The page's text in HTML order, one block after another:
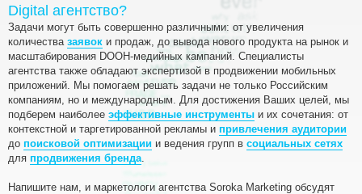
Digital агентство?
Задачи могут быть совершенно различными: от увеличения
количества заявок и продаж, до вывода нового продукта на рынок и
масштабирования DOOH-медийных кампаний. Специалисты
агентства также обладают экспертизой в продвижении мобильных
приложений. Мы помогаем решать задачи не только Российским
компаниям, но и международным. Для достижения Ваших целей, мы
подберем наиболее эффективные инструменты и их сочетания: от
контекстной и таргетированной рекламы и привлечения аудитории
до поисковой оптимизации и ведения групп в социальных сетях
для продвижения бренда
Напишите нам, и маркетологи агентства Soroka Marketing обсудят